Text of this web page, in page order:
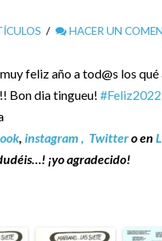
HACER UN
feliz año a tod@s los
Bon dia tingueu! #Feliz2022
, instagram , Twittero en
¡yo agradecido!